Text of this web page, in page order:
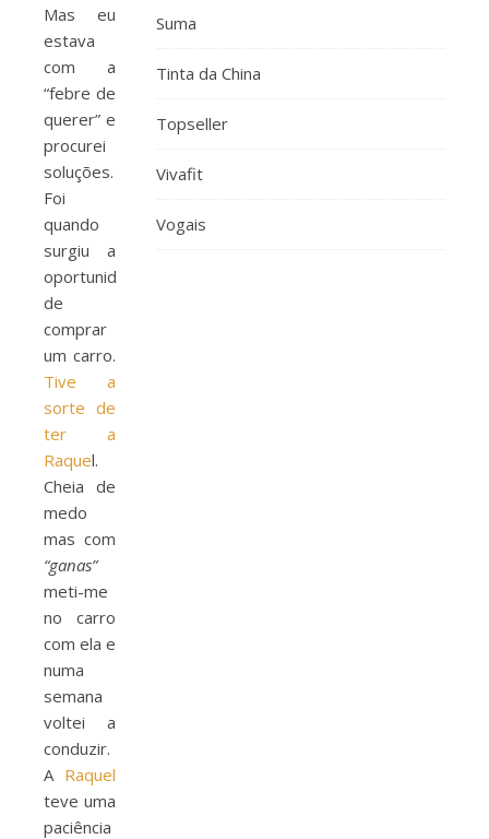
Mas eu
estava
com a
“febre de
querer” e
procurei
soluções.
Foi
quando
surgiu a
oportunidade
de
comprar
um carro.
Tive a
sorte de
ter a
Raquel.
Cheia de
medo
mas com
“ganas”
meti-me
no carro
com ela e
numa
semana
voltei a
conduzir.
A Raquel
teve uma
paciência
Suma
Tinta da China
Topseller
Vivafit
Vogais